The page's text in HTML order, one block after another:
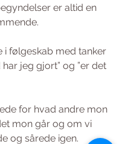
er altid en
i følgeskab med tanker
jeg gjort” og ”er det
for hvad andre mon
mon går og om vi
og sårede igen.